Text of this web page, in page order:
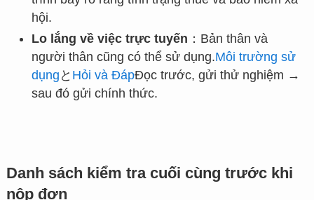
hội.
Lo lắng về việc trực tuyến ：Bản thân và
người thân cũng có thể sử dụng.Môi trường sử
dụng と Hỏi và ĐápĐọc trước, gửi thử nghiệm →
sau đó gửi chính thức.
Danh sách kiểm tra cuối cùng trước khi
nộp đơn